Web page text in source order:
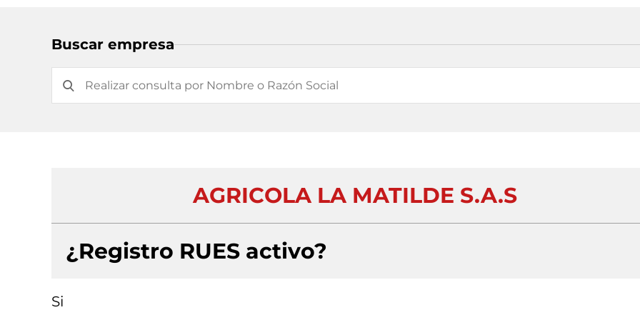
Buscar empresa
AGRICOLA LA MATILDE S.A.S
¿Registro RUES activo?
Si